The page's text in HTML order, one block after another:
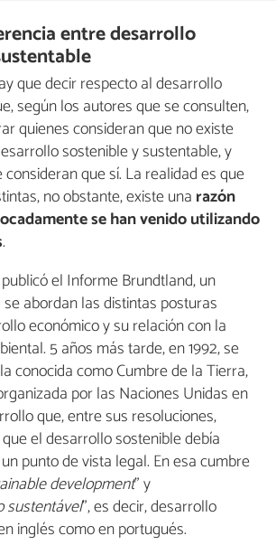
entre desarrollo
que decir respecto al desarrollo
según los autores que se consulten,
quienes consideran que no existe
sostenible y sustentable, y
que sí. La realidad es que
no obstante, existe una razón
se han venido utilizando
.
el Informe Brundtland, un
abordan las distintas posturas
económico y su relación con la
5 años más tarde, en 1992, se
conocida como Cumbre de la Tierra,
por las Naciones Unidas en
que, entre sus resoluciones,
el desarrollo sostenible debía
punto de vista legal. En esa cumbre
development" y
sustentável", es decir, desarrollo
inglés como en portugués.